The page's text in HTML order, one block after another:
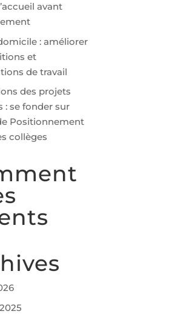
avant
: améliorer
et
de travail
des projets
: se fonder sur
Positionnement
collèges